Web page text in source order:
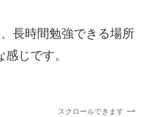
長時間勉強できる場所
じです。
スクロールできます